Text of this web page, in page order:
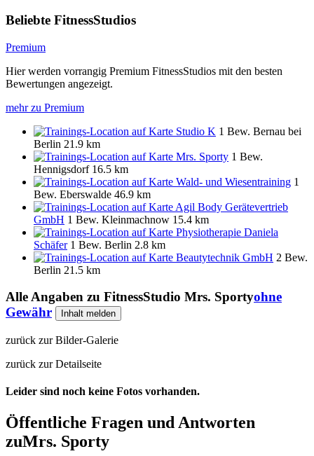
Beliebte FitnessStudios
Premium
Hier werden vorrangig Premium FitnessStudios mit den besten
Bewertungen angezeigt.
mehr zu Premium
Studio K 1 Bew. Bernau bei
Berlin 21.9 km
Mrs. Sporty 1 Bew.
Hennigsdorf 16.5 km
Wald- und Wiesentraining 1
Bew. Eberswalde 46.9 km
Agil Body Gerätevertrieb
GmbH 1 Bew. Kleinmachnow 15.4 km
Physiotherapie Daniela
Schäfer 1 Bew. Berlin 2.8 km
Beautytechnik GmbH 2 Bew.
Berlin 21.5 km
Alle Angaben zu FitnessStudio Mrs. Sportyohne
Gewähr
Inhalt melden
zurück zur Bilder-Galerie
zurück zur Detailseite
Leider sind noch keine Fotos vorhanden.
Öffentliche Fragen und Antworten
zuMrs. Sporty